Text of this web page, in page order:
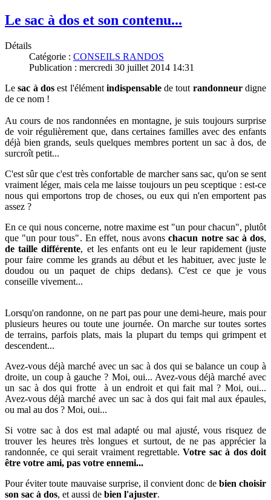
Le sac à dos et son contenu...
Détails
Catégorie : CONSEILS RANDOS
Publication : mercredi 30 juillet 2014 14:31
Lesac à dosest l'élémentindispensablede tout randonneurdigne
de ce nom !
Au cours de nos randonnées en montagne, je suis toujours surprise
de voir régulièrement que, dans certaines familles avec des enfants
déjà bien grands, seuls quelques membres portent un sac à dos, de
surcroît petit...
C'est sûr que c'est très confortable de marcher sans sac, qu'on se sent
vraiment léger, mais cela me laisse toujours un peu sceptique : est-ce
nous qui emportons trop de choses, ou eux qui n'en emportent pas
assez ?
En ce qui nous concerne, notre maxime est "un pour chacun", plutôt
que "un pour tous". En effet, nous avonschacun notre sac à dos,
de taille différente, et les enfants ont eu le leur rapidement (juste
pour faire comme les grands au début et les habituer, avec juste le
doudou ou un paquet de chips dedans). C'est ce que je vous
conseille vivement...
Lorsqu'on randonne, on ne part pas pour unedemi-heure, mais pour
plusieurs heures ou toute une journée. On marche sur toutes sortes
de terrains, parfois plats, mais la plupart du temps qui grimpent et
descendent...
Avez-vous déjà marché avec un sac à dos qui se balance un coup à
droite, un coup à gauche ? Moi, oui... Avez-vous déjà marché avec
un sac à dos qui frotte à un endroit et qui fait mal ? Moi, oui...
Avez-vous déjà marché avec un sac à dos qui fait mal aux épaules,
ou mal au dos ? Moi, oui...
Si votre sac à dos est mal adapté ou mal ajusté, vous risquez de
trouver les heures très longues et surtout, de ne pas apprécier la
randonnée, ce qui serait vraiment regrettable.Votre sac à dos doit
être votre ami, pas votre ennemi...
Pour éviter toute mauvaise surprise, il convient donc de bien choisir
son sac à dos, et aussi de bien l'ajuster.